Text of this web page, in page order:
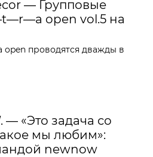
— Групповые
open vol.5 на
проводятся дважды в
— «Это задача со
мы любим»:
newnow